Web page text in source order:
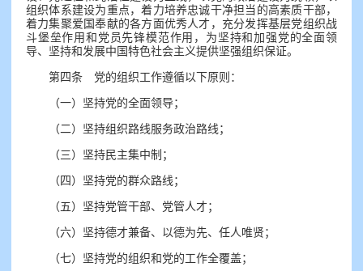
组织体系建设为重点，着力培养忠诚干净担当的高素质干部，
着力集聚爱国奉献的各方面优秀人才，充分发挥基层党组织战
斗堡垒作用和党员先锋模范作用，为坚持和加强党的全面领
导、坚持和发展中国特色社会主义提供坚强组织保证。
第四条 党的组织工作遵循以下原则：
（一）坚持党的全面领导；
（二）坚持组织路线服务政治路线；
（三）坚持民主集中制；
（四）坚持党的群众路线；
（五）坚持党管干部、党管人才；
（六）坚持德才兼备、以德为先、任人唯贤；
（七）坚持党的组织和党的工作全覆盖；